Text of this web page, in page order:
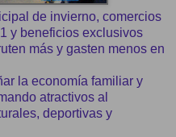
de invierno, comercios
y beneficios exclusivos
más y gasten menos en
la economía familiar y
atractivos al
deportivas y